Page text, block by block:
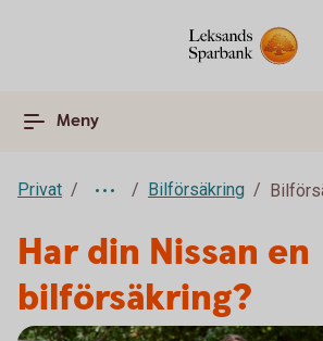
Meny
Privat Bilförsäkring
Har din Nissan en
bilförsäkring?